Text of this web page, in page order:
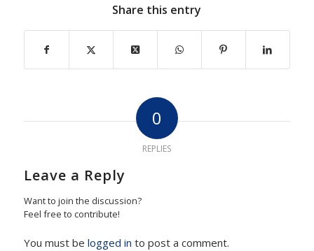
Share this entry
0
REPLIES
Leave a Reply
Want to join the discussion?
Feel free to contribute!
You must be logged in to post a comment.